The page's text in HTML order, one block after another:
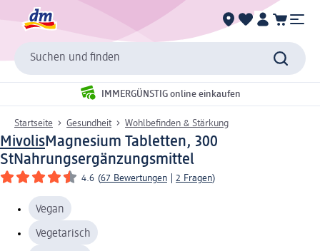
Suchen und finden
IMMERGÜNSTIG online einkaufen
Startseite Gesundheit Wohlbefinden & Stärkung
MivolisMagnesium Tabletten, 300
StNahrungsergänzungsmittel
4.6 (67 Bewertungen 2 Fragen)
Vegan
Vegetarisch